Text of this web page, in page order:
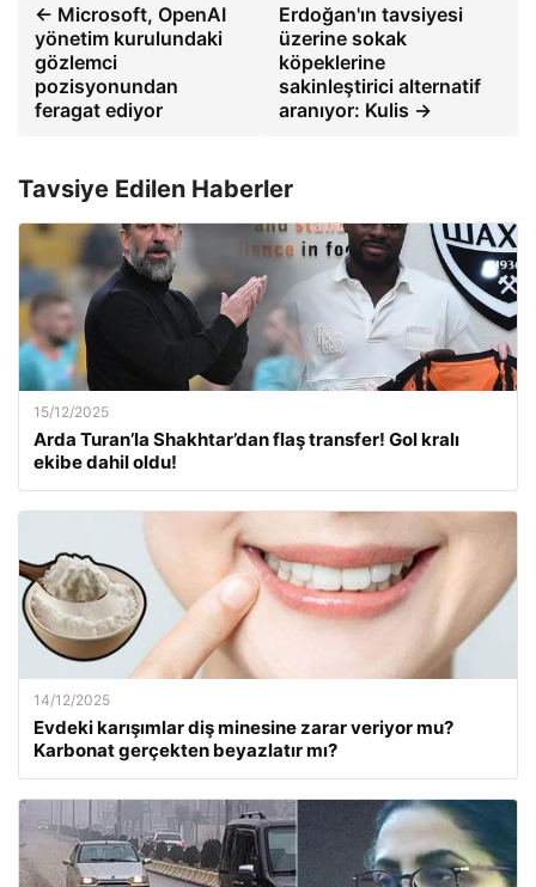
← Microsoft, OpenAI
yönetim kurulundaki
gözlemci
pozisyonundan
feragat ediyor
Erdoğan'ın tavsiyesi
üzerine sokak
köpeklerine
sakinleştirici alternatif
aranıyor: Kulis →
Tavsiye Edilen Haberler
15/12/2025
Arda Turan’la Shakhtar’dan flaş transfer! Gol kralı
ekibe dahil oldu!
14/12/2025
Evdeki karışımlar diş minesine zarar veriyor mu?
Karbonat gerçekten beyazlatır mı?